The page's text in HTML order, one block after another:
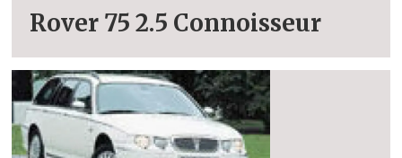
Rover 75 2.5 Connoisseur